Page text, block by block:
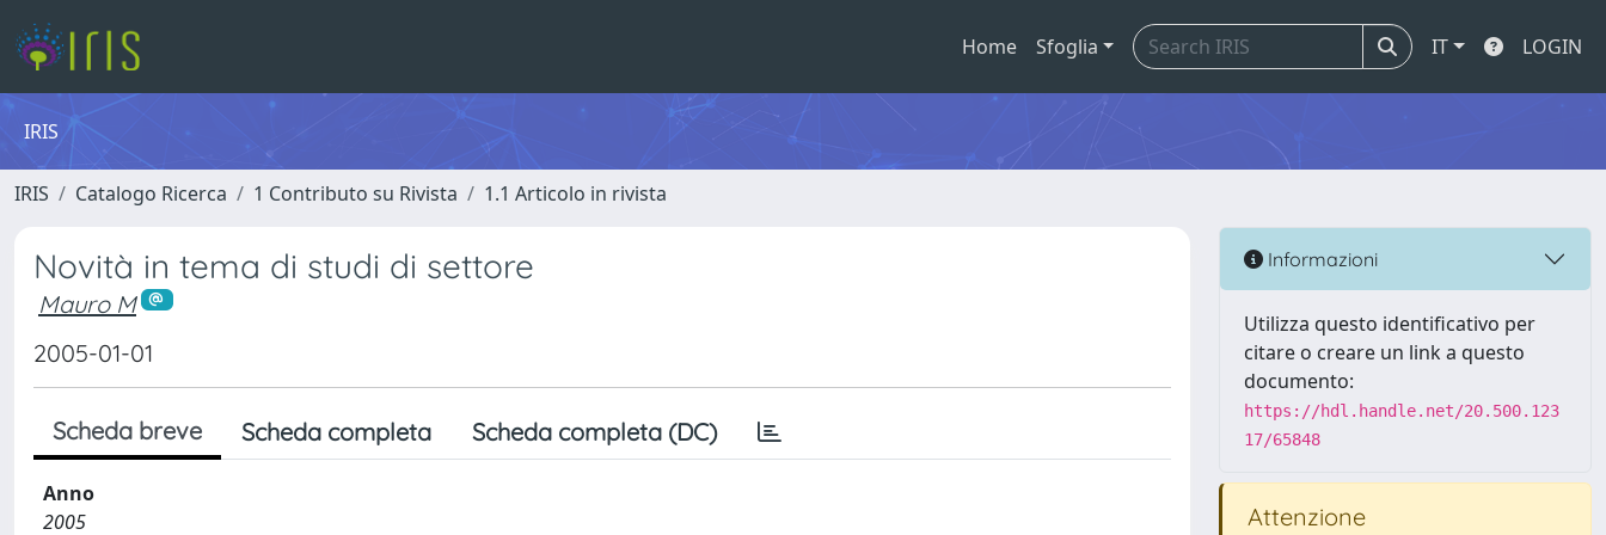
Home Sfoglia IT LOGIN
IRIS
IRIS Catalogo Ricerca 1 Contributo su Rivista 1.1 Articolo in rivista
Novità in tema di studi di settore
Mauro M
2005-01-01
Scheda breve Scheda completa Scheda completa (DC)
Anno
2005
Informazioni
Utilizza questo identificativo per
citare o creare un link a questo
documento:
https://hdl.handle.net/20.500.123
17/65848
Attenzione